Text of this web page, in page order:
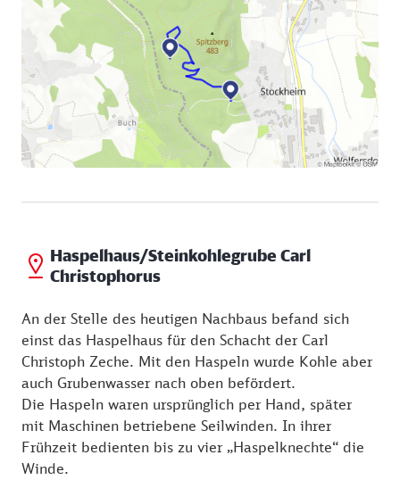
Es geht über ein paar Treppenstufen bergauf und
vorbei am einstigen Standort der Grube Maximilian
Joseph.
Ohne Erlaubnis hatte sich der Grubenbesitzer Johann
Georg Carl Christopherus Winckler ein Haus mitten
im Forst gebaut. Reste des Hauses wurden vor
dessen Geschichte.
Der Weg führt am Ochsenbrunnen vorbei, einer
jahrhundertealten natürlichen Wasserquelle.
Die anschließend zu sehende Bergehalde und die
Schürfstraßen prägen bis heute das Waldgebiet.
Haspelhaus/Steinkohlegrube Carl
Christophorus
An der Stelle des heutigen Nachbaus befand sich
einst das Haspelhaus für den Schacht der Carl
Christoph Zeche. Mit den Haspeln wurde Kohle aber
auch Grubenwasser nach oben befördert.
Die Haspeln waren ursprünglich per Hand, später
mit Maschinen betriebene Seilwinden. In ihrer
Frühzeit bedienten bis zu vier „Haspelknechte“ die
Winde.